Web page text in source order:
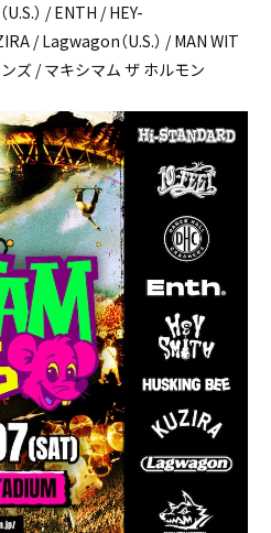
） / ENTH / HEY-
/ Lagwagon（U.S.） / MAN WIT
ズ / マキシマム ザ ホルモン